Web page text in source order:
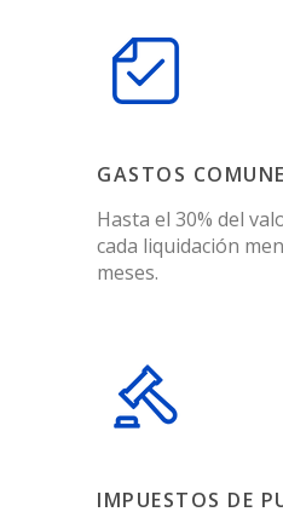
GASTOS
Hasta el 30% del
cada liquidación
meses.
IMPUESTOS DE